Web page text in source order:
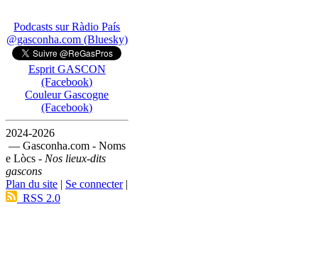
Podcasts sur Ràdio País
@gasconha.com (Bluesky)
Esprit GASCON
(Facebook)
Couleur Gascogne
(Facebook)
2024-2026
— Gasconha.com - Noms
e Lòcs - Nos lieux-dits
gascons
Plan du site | Se connecter|
RSS 2.0